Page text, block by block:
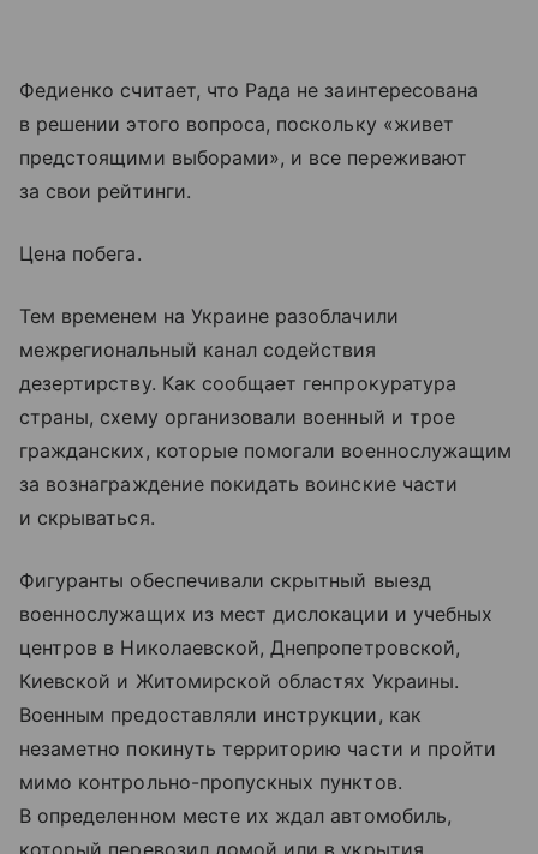
Федиенко считает, что Рада не заинтересована
в решении этого вопроса, поскольку «живет
предстоящими выборами», и все переживают
за свои рейтинги.
Цена побега.
Тем временем на Украине разоблачили
межрегиональный канал содействия
дезертирству. Как сообщает генпрокуратура
страны, схему организовали военный и трое
гражданских, которые помогали военнослужащим
за вознаграждение покидать воинские части
и скрываться.
Фигуранты обеспечивали скрытный выезд
военнослужащих из мест дислокации и учебных
центров в Николаевской, Днепропетровской,
Киевской и Житомирской областях Украины.
Военным предоставляли инструкции, как
незаметно покинуть территорию части и пройти
мимо контрольно-пропускных пунктов.
В определенном месте их ждал автомобиль,